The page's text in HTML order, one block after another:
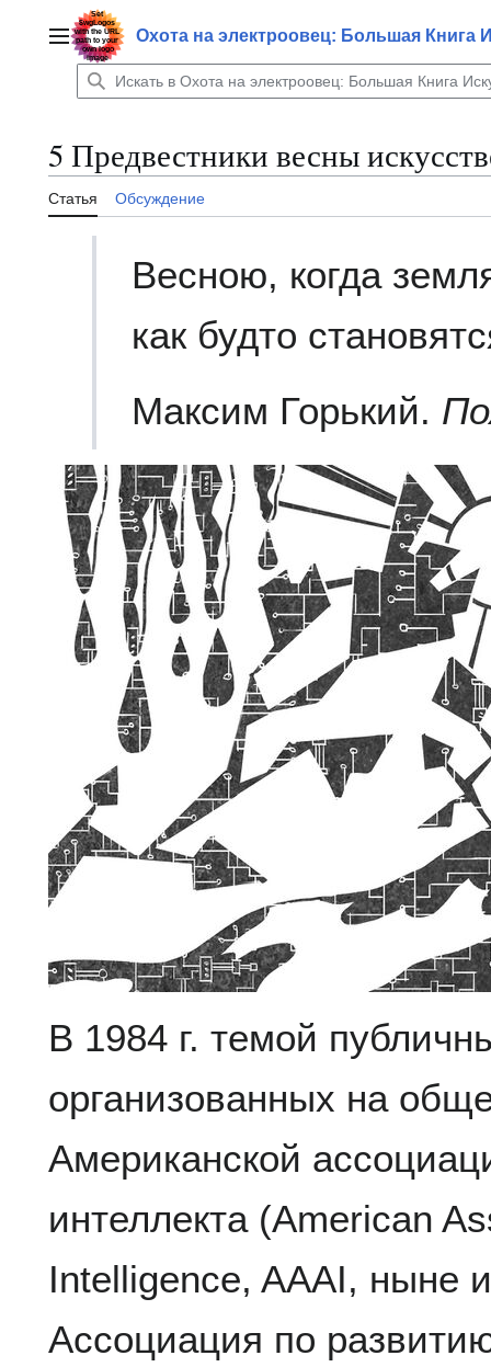
содержаниюГлавное менюОхота на электроовец: Большая Книга
5 Предвестники весны
Статья Обсуждение
Весною, когда
как будто
Максим Горький.
В 1984 г. темой
организованных на
Американской
интеллекта (American
Intelligence, AAAI, ныне
Ассоциация по